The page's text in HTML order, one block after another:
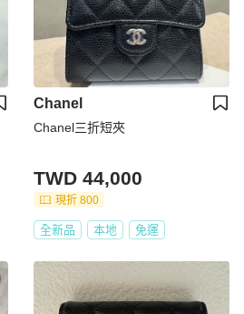
Chanel
Chanel三折短夾
TWD 44,000
現折 800
全新品 本地 免運